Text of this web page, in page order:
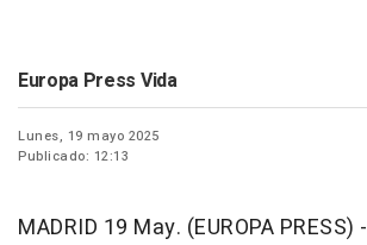
Europa Press Vida
Lunes, 19 mayo 2025
Publicado: 12:13
MADRID 19 May. (EUROPA PRESS) -